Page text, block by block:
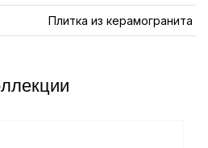
Плитка из керамогранита